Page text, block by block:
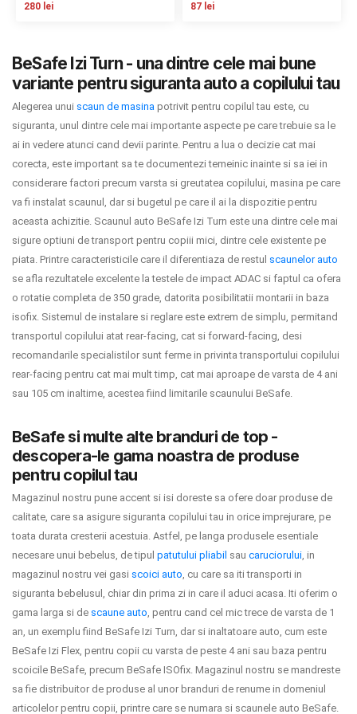
Copyright 2026 BabyMatters
280 lei 87 lei
BeSafe Izi Turn - una dintre cele mai bune
variante pentru siguranta auto a copilului tau
Alegerea unui scaun de masina potrivit pentru copilul tau este, cu
siguranta, unul dintre cele mai importante aspecte pe care trebuie sa le
ai in vedere atunci cand devii parinte. Pentru a lua o decizie cat mai
corecta, este important sa te documentezi temeinic inainte si sa iei in
considerare factori precum varsta si greutatea copilului, masina pe care
va fi instalat scaunul, dar si bugetul pe care il ai la dispozitie pentru
aceasta achizitie. Scaunul auto BeSafe Izi Turn este una dintre cele mai
sigure optiuni de transport pentru copiii mici, dintre cele existente pe
piata. Printre caracteristicile care il diferentiaza de restul scaunelor auto
se afla rezultatele excelente la testele de impact ADAC si faptul ca ofera
o rotatie completa de 350 grade, datorita posibilitatii montarii in baza
isofix. Sistemul de instalare si reglare este extrem de simplu, permitand
transportul copilului atat rear-facing, cat si forward-facing, desi
recomandarile specialistilor sunt ferme in privinta transportului copilului
rear-facing pentru cat mai mult timp, cat mai aproape de varsta de 4 ani
sau 105 cm inaltime, acestea fiind limitarile scaunului BeSafe.
BeSafe si multe alte branduri de top -
descopera-le gama noastra de produse
pentru copilul tau
Magazinul nostru pune accent si isi doreste sa ofere doar produse de
calitate, care sa asigure siguranta copilului tau in orice imprejurare, pe
toata durata cresterii acestuia. Astfel, pe langa produsele esentiale
necesare unui bebelus, de tipul patutului pliabil sau caruciorului, in
magazinul nostru vei gasi scoici auto, cu care sa iti transporti in
siguranta bebelusul, chiar din prima zi in care il aduci acasa. Iti oferim o
gama larga si de scaune auto, pentru cand cel mic trece de varsta de 1
an, un exemplu fiind BeSafe Izi Turn, dar si inaltatoare auto, cum este
BeSafe Izi Flex, pentru copii cu varsta de peste 4 ani sau baza pentru
scoicile BeSafe, precum BeSafe ISOfix. Magazinul nostru se mandreste
sa fie distribuitor de produse al unor branduri de renume in domeniul
articolelor pentru copii, printre care se numara si scaunele auto BeSafe.